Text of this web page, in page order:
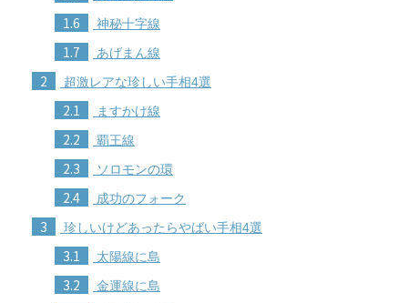
1.6 神秘十字線
1.7 あげまん線
2 超激レアな珍しい手相4選
2.1 ますかけ線
2.2 覇王線
2.3 ソロモンの環
2.4 成功のフォーク
3 珍しいけどあったらやばい手相4選
3.1 太陽線に島
3.2 金運線に島